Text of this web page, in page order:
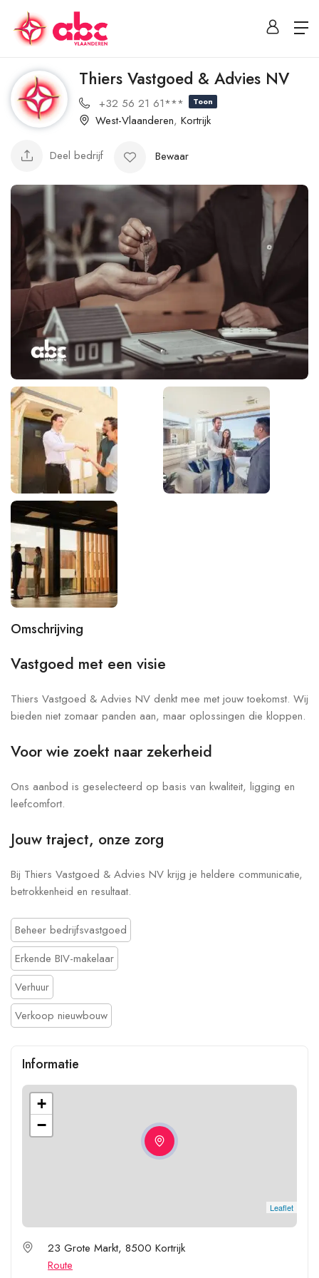
Thiers Vastgoed & Advies NV
+32 56 21 61*** Toon
West-Vlaanderen, Kortrijk
Deel bedrijf Bewaar
Omschrijving
Vastgoed met een visie
Thiers Vastgoed & Advies NV denkt mee met jouw toekomst. Wij
bieden niet zomaar panden aan, maar oplossingen die kloppen.
Voor wie zoekt naar zekerheid
Ons aanbod is geselecteerd op basis van kwaliteit, ligging en
leefcomfort.
Jouw traject, onze zorg
Bij Thiers Vastgoed & Advies NV krijg je heldere communicatie,
betrokkenheid en resultaat.
Beheer bedrijfsvastgoed
Erkende BIV-makelaar
Verhuur
Verkoop nieuwbouw
Informatie
+
−
Leaflet
23 Grote Markt, 8500 Kortrijk
Route